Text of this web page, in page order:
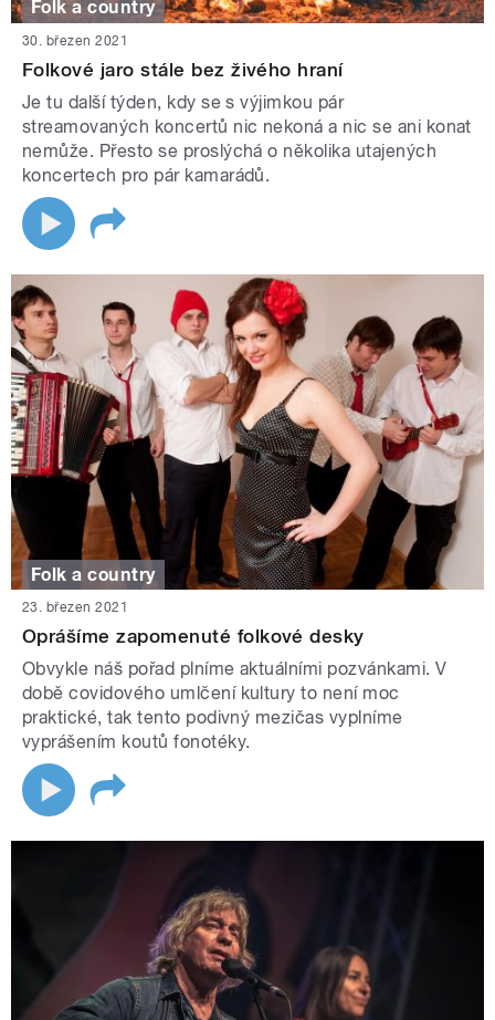
Folk a country
30. březen 2021
Folkové jaro stále bez živého hraní
Je tu další týden, kdy se s výjimkou pár
streamovaných koncertů nic nekoná a nic se ani konat
nemůže. Přesto se proslýchá o několika utajených
koncertech pro pár kamarádů.
Folk a country
23. březen 2021
Oprášíme zapomenuté folkové desky
Obvykle náš pořad plníme aktuálními pozvánkami. V
době covidového umlčení kultury to není moc
praktické, tak tento podivný mezičas vyplníme
vyprášením koutů fonotéky.